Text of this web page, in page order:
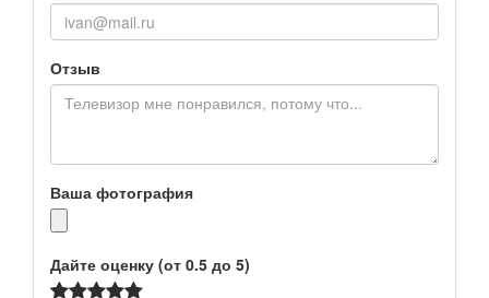
Отзыв
Ваша фотография
Дайте оценку (от 0.5 до 5)